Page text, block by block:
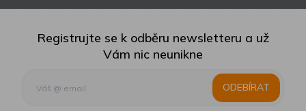
Registrujte se k odběru newsletteru a už
Vám nic neunikne
ODEBÍRAT